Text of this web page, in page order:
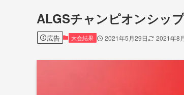
ALGSチャンピオンシッ
広告 大会結果 2021年5月29日 2021年8